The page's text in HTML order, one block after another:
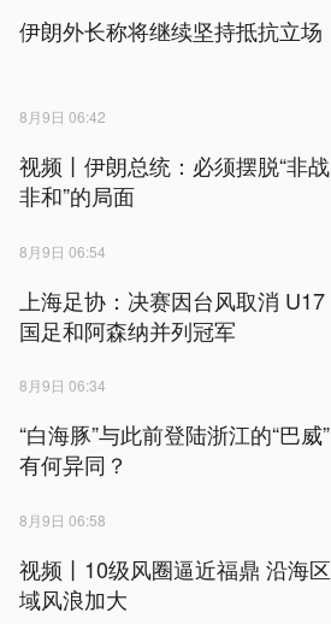
伊朗外长称将继续坚持抵抗立场
8月9日 06:42
视频丨伊朗总统：必须摆脱“非战
非和”的局面
8月9日 06:54
上海足协：决赛因台风取消 U17
国足和阿森纳并列冠军
8月9日 06:34
“白海豚”与此前登陆浙江的“巴威”
有何异同？
8月9日 06:58
视频丨10级风圈逼近福鼎 沿海区
域风浪加大